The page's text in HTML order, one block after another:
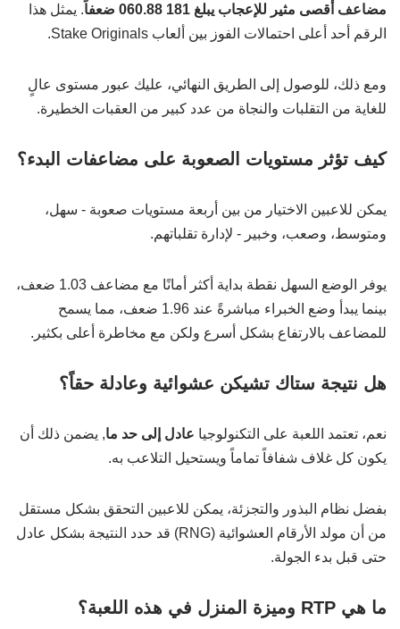
مضاعف أقصى مثير للإعجاب يبلغ 181 060.88 ضعفاً
. يمثل هذا
الرقم أحد أعلى احتمالات الفوز بين ألعاب Stake Originals.
ومع ذلك، للوصول إلى الطريق النهائي، عليك عبور مستوى عالٍ
للغاية من التقلبات والنجاة من عدد كبير من العقبات الخطيرة.
كيف تؤثر مستويات الصعوبة على مضاعفات البدء؟
يمكن للاعبين الاختيار من بين أربعة مستويات صعوبة - سهل،
ومتوسط، وصعب، وخبير - لإدارة تقلباتهم.
يوفر الوضع السهل نقطة بداية أكثر أمانًا مع مضاعف 1.03 ضعف،
بينما يبدأ وضع الخبراء مباشرةً عند 1.96 ضعف، مما يسمح
للمضاعف بالارتفاع بشكل أسرع ولكن مع مخاطرة أعلى بكثير.
هل نتيجة ستاك تشيكن عشوائية وعادلة حقاً؟
نعم، تعتمد اللعبة على التكنولوجيا عادل إلى حد ما, يضمن ذلك أن
يكون كل غلاف شفافاً تماماً ويستحيل التلاعب به.
بفضل نظام البذور والتجزئة، يمكن للاعبين التحقق بشكل مستقل
من أن مولد الأرقام العشوائية (RNG) قد حدد النتيجة بشكل عادل
حتى قبل بدء الجولة.
ما هي RTP وميزة المنزل في هذه اللعبة؟